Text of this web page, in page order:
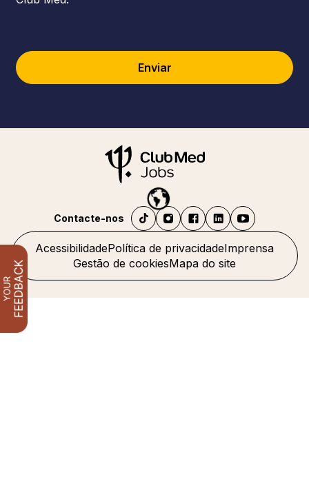
Enviar
AcessibilidadePolítica de privacidadeImprensa
Gestão de cookiesMapa do site
Contacte-nos